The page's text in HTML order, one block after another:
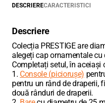
DESCRIERECARACTERISTICI
Descriere
Colecția PRESTIGE are
alegeți cap ornamentale
Completați setul, în aceiași
1. Console (piciorușe)
pentru un rând de draperii,
două rânduri de draperii.